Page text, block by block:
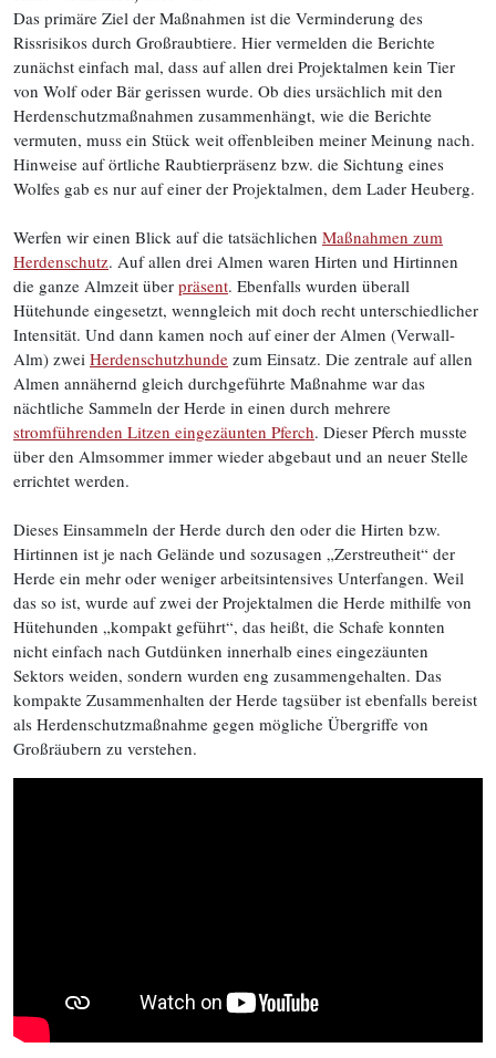
Das primäre Ziel der Maßnahmen ist die Verminderung des
Rissrisikos durch Großraubtiere. Hier vermelden die Berichte
zunächst einfach mal, dass auf allen drei Projektalmen kein Tier
von Wolf oder Bär gerissen wurde. Ob dies ursächlich mit den
Herdenschutzmaßnahmen zusammenhängt, wie die Berichte
vermuten, muss ein Stück weit offenbleiben meiner Meinung nach.
Hinweise auf örtliche Raubtierpräsenz bzw. die Sichtung eines
Wolfes gab es nur auf einer der Projektalmen, dem Lader Heuberg.
Werfen wir einen Blick auf die tatsächlichen Maßnahmen zum
Herdenschutz. Auf allen drei Almen waren Hirten und Hirtinnen
die ganze Almzeit über präsent. Ebenfalls wurden überall
Hütehunde eingesetzt, wenngleich mit doch recht unterschiedlicher
Intensität. Und dann kamen noch auf einer der Almen (Verwall-
Alm) zwei Herdenschutzhunde zum Einsatz. Die zentrale auf allen
Almen annähernd gleich durchgeführte Maßnahme war das
nächtliche Sammeln der Herde in einen durch mehrere
stromführenden Litzen eingezäunten Pferch. Dieser Pferch musste
über den Almsommer immer wieder abgebaut und an neuer Stelle
errichtet werden.
Dieses Einsammeln der Herde durch den oder die Hirten bzw.
Hirtinnen ist je nach Gelände und sozusagen „Zerstreutheit“ der
Herde ein mehr oder weniger arbeitsintensives Unterfangen. Weil
das so ist, wurde auf zwei der Projektalmen die Herde mithilfe von
Hütehunden „kompakt geführt“, das heißt, die Schafe konnten
nicht einfach nach Gutdünken innerhalb eines eingezäunten
Sektors weiden, sondern wurden eng zusammengehalten. Das
kompakte Zusammenhalten der Herde tagsüber ist ebenfalls bereist
als Herdenschutzmaßnahme gegen mögliche Übergriffe von
Großräubern zu verstehen.